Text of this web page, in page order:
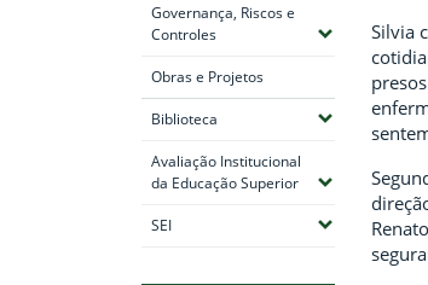
Governança, Riscos e
Controles(Expandir submenus)
Obras e Projetos
Biblioteca (Expandir submenus)
Avaliação Institucional
da Educação Superior(Expandir
SEI(Expandir submenus)
Silvia